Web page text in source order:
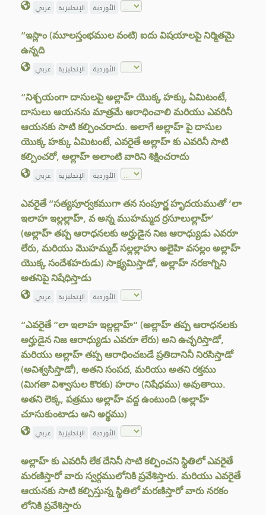
عربي الإنجليزية الأوردية
“ఇస్లాం (మూలస్తంభముల వంటి) ఐదు విషయాలపై నిర్మితమై
ఉన్నది
عربي الإنجليزية الأوردية
“నిశ్చయంగా దాసులపై అల్లాహ్ యొక్క హక్కు ఏమిటంటే,
దాసులు ఆయనను మాత్రమే ఆరాధించాలి మరియు ఎవరినీ
ఆయనకు సాటి కల్పించరాదు. అలాగే అల్లాహ్ పై దాసుల
యొక్క హక్కు ఏమిటంటే, ఎవరైతే అల్లాహ్ కు ఎవరినీ సాటి
కల్పించరో, అల్లాహ్ అలాంటి వారిని శిక్షించరాదు
عربي الإنجليزية الأوردية
ఎవరైతే “సత్యపూర్వకముగా తన సంపూర్ణ హృదయముతో ‘లా
ఇలాహ ఇల్లల్లాహ్, వ అన్న ముహమ్మద ర్రసూలుల్లాహ్’
(అల్లాహ్ తప్ప ఆరాధనలకు అర్హుడైన నిజ ఆరాధ్యుడు ఎవరూ
లేరు, మరియు మొహమ్మద్ సల్లల్లాహు అలైహి వసల్లం అల్లాహ్
యొక్క సందేశహరుడు) సాక్ష్యమిస్తాడో, అల్లాహ్ నరకాగ్నిని
అతనిపై నిషేధిస్తాడు
عربي الإنجليزية الأوردية
“ఎవరైతే “లా ఇలాహ ఇల్లల్లాహ్” (అల్లాహ్ తప్ప ఆరాధనలకు
అర్హుడైన నిజ ఆరాధ్యుడు ఎవరూ లేరు) అని ఉచ్ఛరిస్తాడో,
మరియు అల్లాహ్ తప్ప ఆరాధించబడే ప్రతిదానినీ నిరసిస్తాడో
(అవిశ్వసిస్తాడో), అతని సంపద, మరియు అతని రక్తము
(మిగతా విశ్వాసుల కొరకు) హరాం (నిషేధము) అవుతాయి.
అతని లెక్క, పత్రము అల్లాహ్ వద్ద ఉంటుంది (అల్లాహ్
చూసుకుంటాడు అని అర్థము)
عربي الإنجليزية الأوردية
అల్లాహ్ కు ఎవరినీ లేక దేనినీ సాటి కల్పించని స్థితిలో ఎవరైతే
మరణిస్తారో వారు స్వర్గములోనికి ప్రవేశిస్తారు. మరియు ఎవరైతే
ఆయనకు సాటి కల్పిస్తున్న స్థితిలో మరణిస్తారో వారు నరకం
లోనికి ప్రవేశిస్తారు